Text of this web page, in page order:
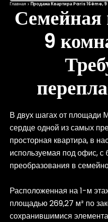
Главная Продажа Квартира Paris 16ème,
Семейная
9
В двух шагах от площади
сердце одной из самых
просторная квартира, в
используемая под офис,
преобразования в
Расположенная на 1-м
площадью 269,27 м² по
сохранившимися